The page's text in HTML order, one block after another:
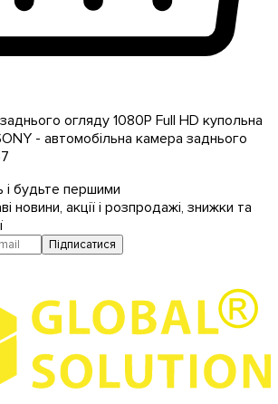
огляду 1080P Full HD купольна
- автомобільна камера заднього
і будьте першими
новини, акції і розпродажі, знижки та
Підписатися